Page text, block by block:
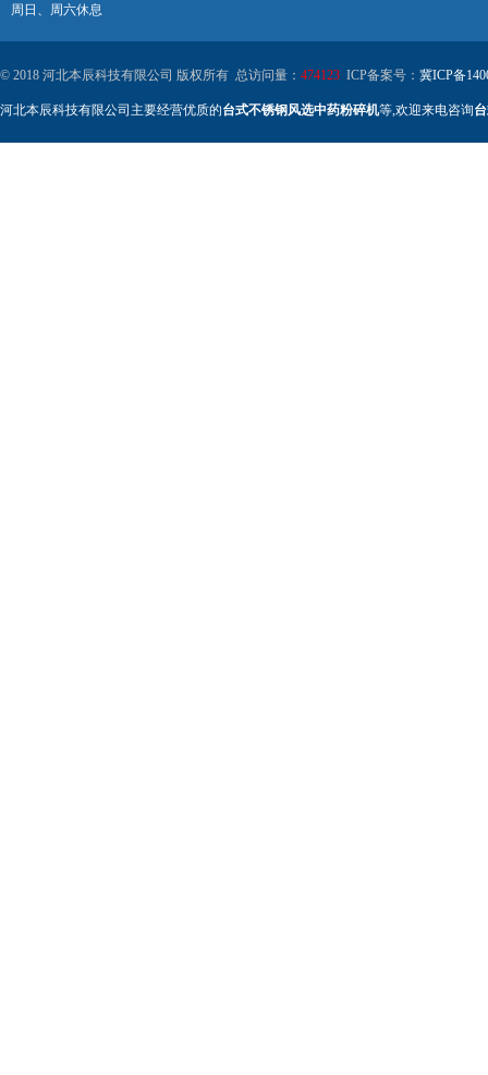
周日、周六休息
© 2018 河北本辰科技有限公司 版权所有 总访问量： 474123 ICP备案号： 冀ICP备
河北本辰科技有限公司主要经营优质的台式不锈钢风选中药粉碎机等,欢迎来电咨询